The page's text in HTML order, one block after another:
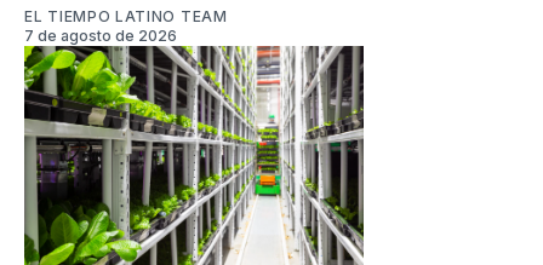
EL TIEMPO LATINO TEAM
7 de agosto de 2026